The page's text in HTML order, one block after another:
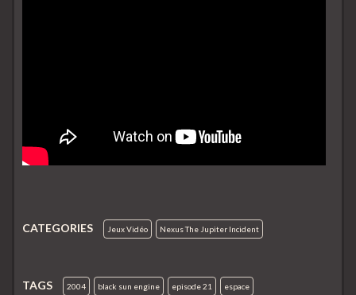
CATEGORIES Jeux Vidéo Nexus The Jupiter Incident
TAGS 2004 black sun engine episode 21 espace